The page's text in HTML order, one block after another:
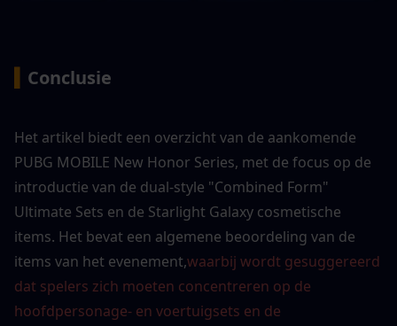
Conclusie
Het artikel biedt een overzicht van de aankomende
PUBG MOBILE New Honor Series, met de focus op de
introductie van de dual-style "Combined Form"
Ultimate Sets en de Starlight Galaxy cosmetische
items. Het bevat een algemene beoordeling van de
items van het evenement,waarbij wordt gesuggereerd
dat spelers zich moeten concentreren op de
hoofdpersonage- en voertuigsets en de